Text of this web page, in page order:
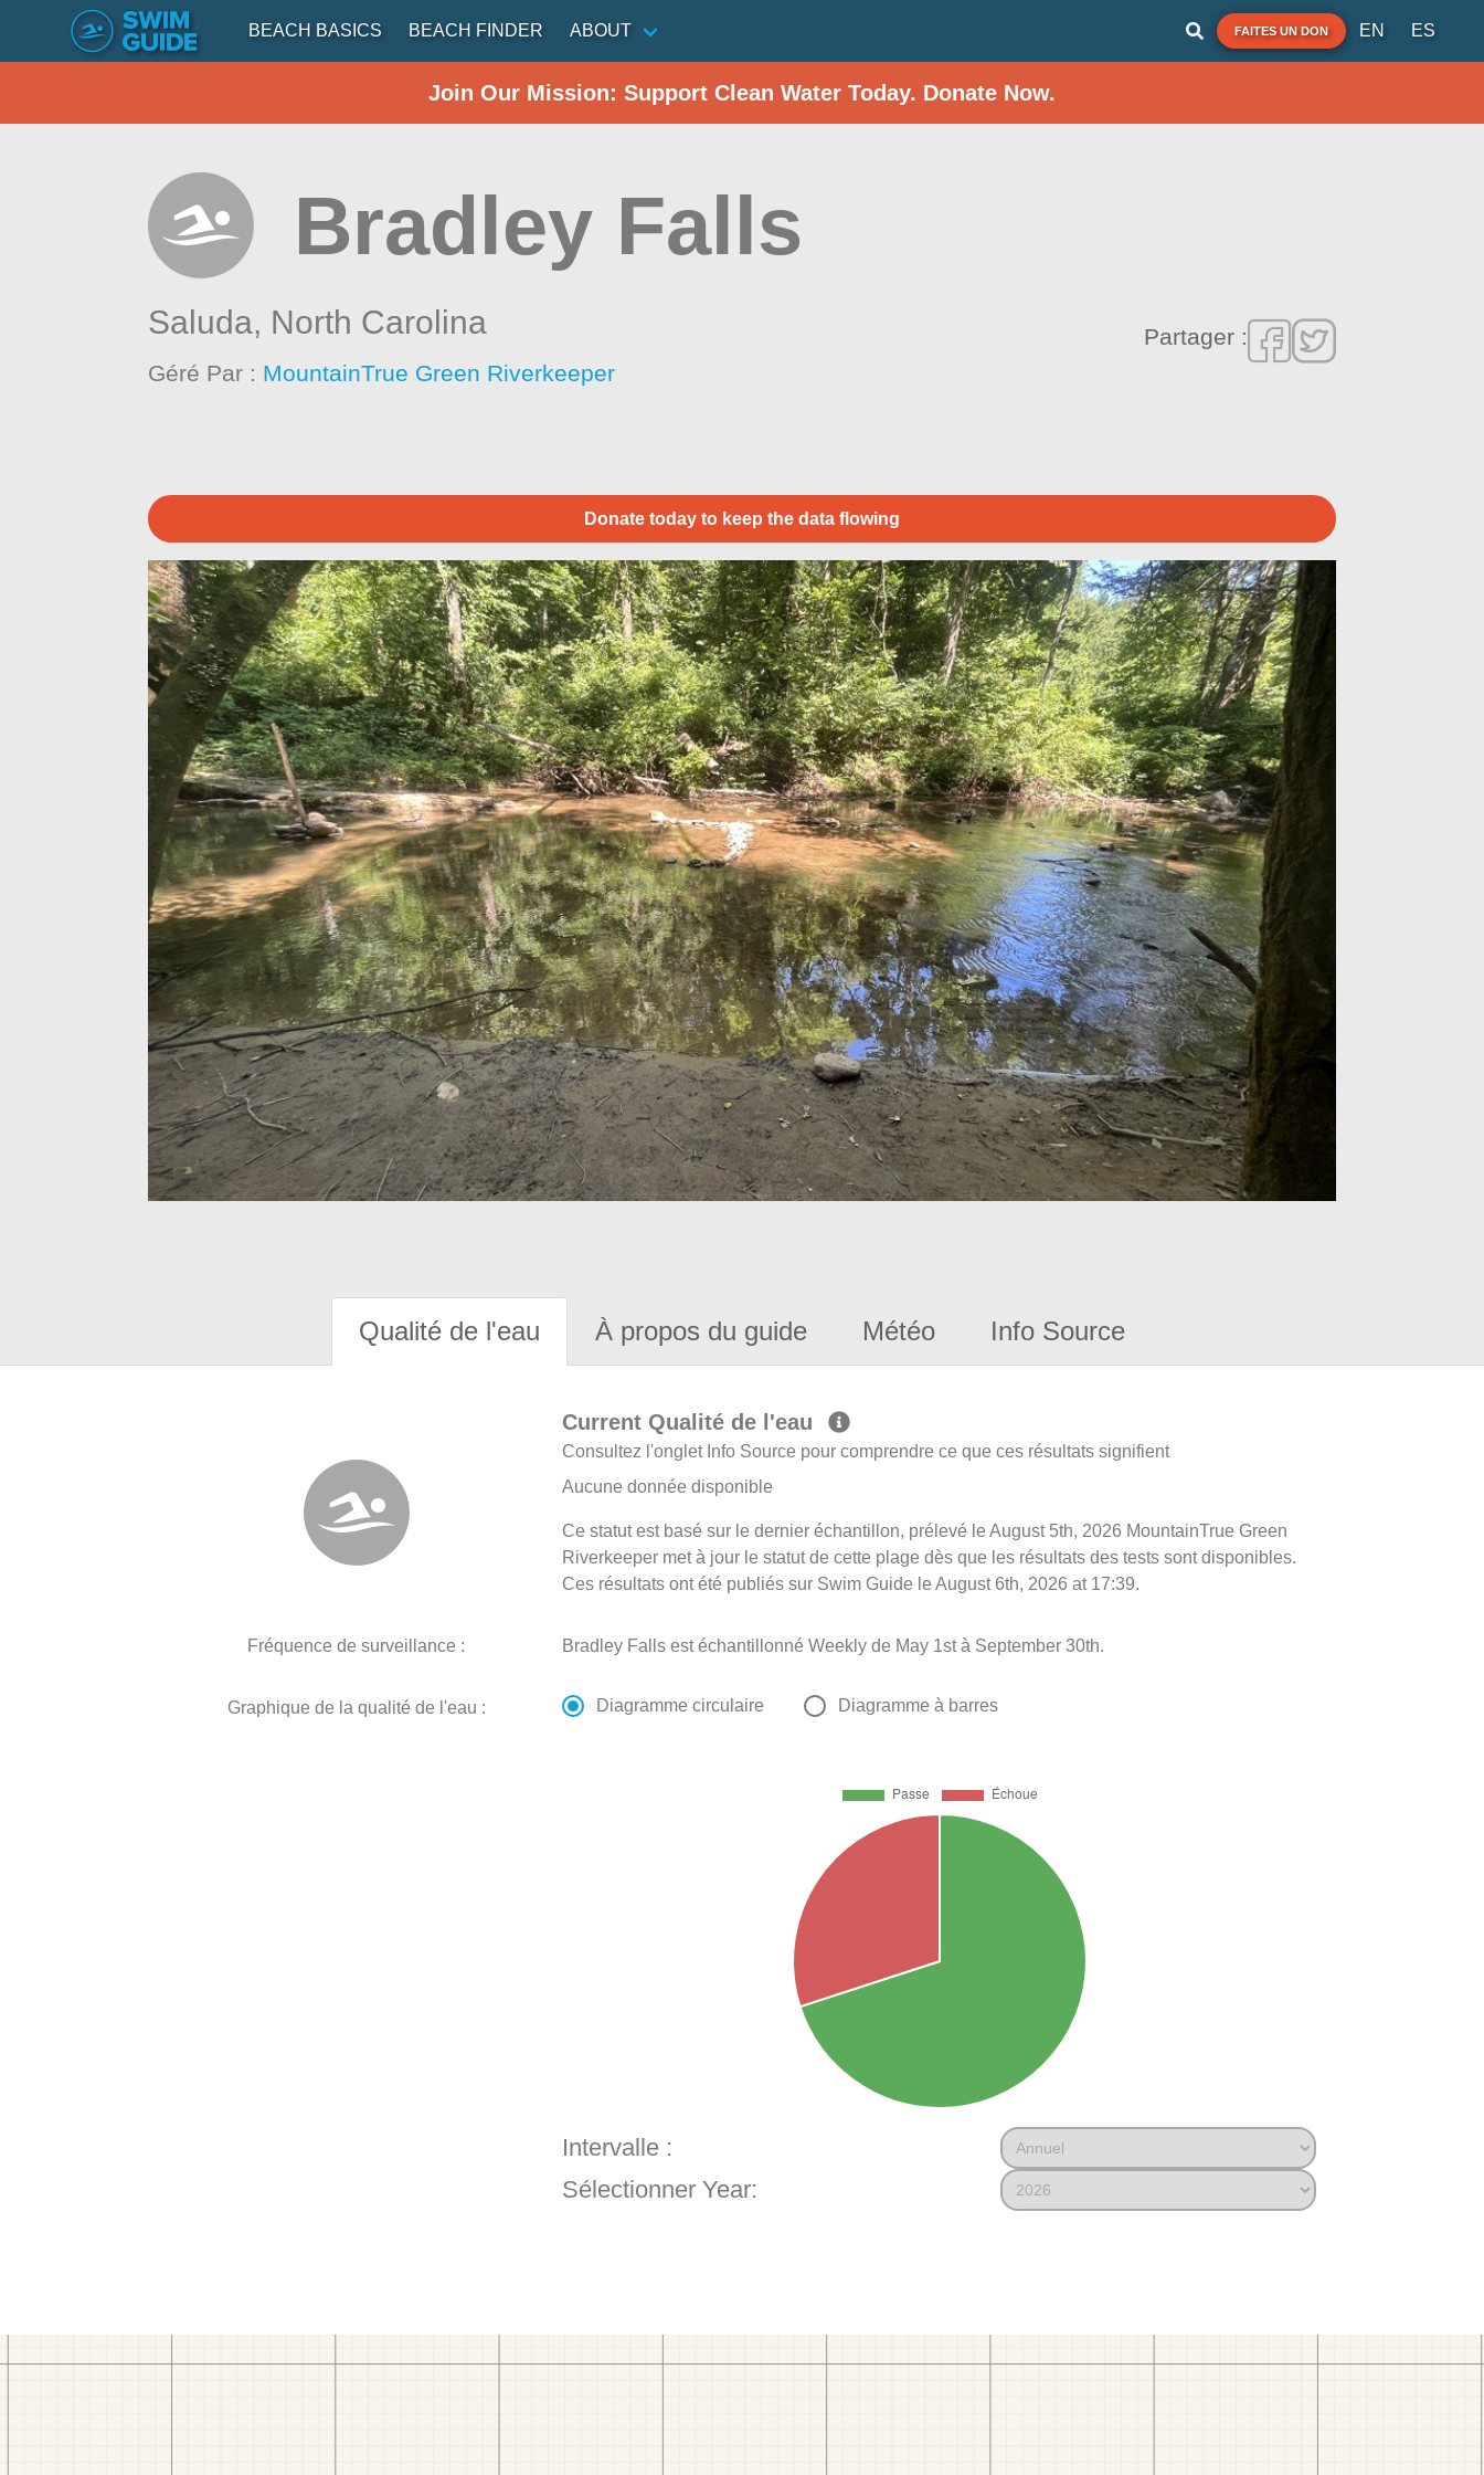
BEACH BASICS BEACH FINDER ABOUT FAITES UN DON EN ES
Join Our Mission: Support Clean Water Today. Donate Now.
Bradley Falls
Saluda, North Carolina
Géré Par : MountainTrue Green Riverkeeper
Partager :
Donate today to keep the data flowing
Qualité de l'eau À propos du guide Météo Info Source
Current Qualité de l'eau
Consultez l'onglet Info Source pour comprendre ce que ces résultats signifient
Aucune donnée disponible
Ce statut est basé sur le dernier échantillon, prélevé le August 5th, 2026 MountainTrue Green
Riverkeeper met à jour le statut de cette plage dès que les résultats des tests sont disponibles.
Ces résultats ont été publiés sur Swim Guide le August 6th, 2026 at 17:39.
Fréquence de surveillance : Bradley Falls est échantillonné Weekly de May 1st à September 30th.
Graphique de la qualité de l'eau : Diagramme circulaire Diagramme à barres
Intervalle :
Sélectionner Year: